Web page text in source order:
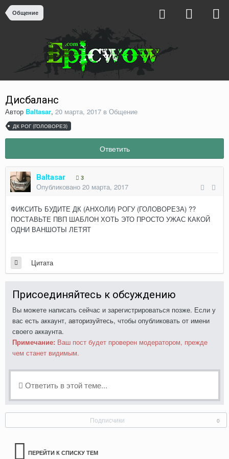
Общение
Дисбаланс
Автор Baltasar, 20 марта, 2017 в Общение
ДК РОГ (ГОЛОВОРЕЗ)
Ответить
Baltasar 3
Опубликовано 20 марта, 2017
ФИКСИТЬ БУДИТЕ ДК (АНХОЛИ) РОГУ (ГОЛОВОРЕЗА) ??
ПОСТАВЬТЕ ПВП ШАБЛОН ХОТЬ ЭТО ПРОСТО УЖАС КАКОЙ
ОДНИ ВАНШОТЫ ЛЕТЯТ
Цитата
Присоединяйтесь к обсуждению
Вы можете написать сейчас и зарегистрироваться позже. Если у
вас есть аккаунт, авторизуйтесь, чтобы опубликовать от имени
своего аккаунта.
Примечание: Ваш пост будет проверен модератором, прежде
чем станет видимым.
Ответить в этой теме...
Подписчики 0
ПЕРЕЙТИ К СПИСКУ ТЕМ